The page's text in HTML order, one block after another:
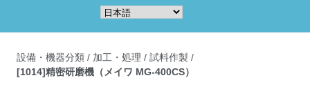
設備・機器分類 / 加工・処理 / 試料作製 /
[1014]精密研磨機（メイワ MG-400CS）